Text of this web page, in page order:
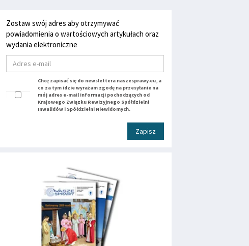
Zostaw swój adres aby otrzymywać
powiadomienia o wartościowych artykułach oraz
wydania elektroniczne
Chcę zapisać się do newslettera naszesprawy.eu, a
co za tym idzie wyrażam zgodę na przesyłanie na
mój adres e-mail informacji pochodzących od
Krajowego Związku Rewizyjnego Spółdzielni
Inwalidów i Spółdzielni Niewidomych.
Zapisz